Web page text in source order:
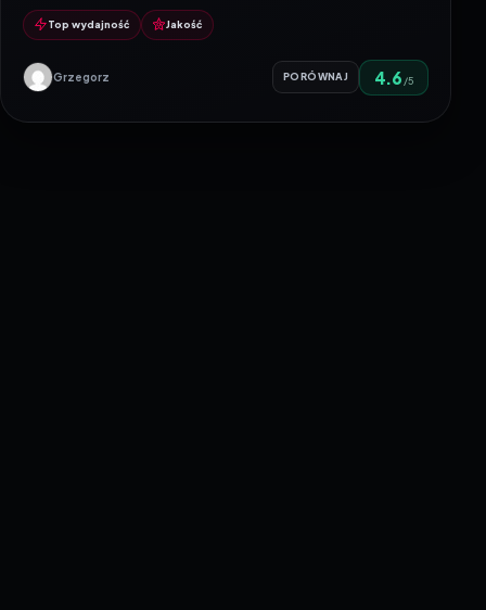
Top wydajność Jakość
Grzegorz PORÓWNAJ 4.6 /5